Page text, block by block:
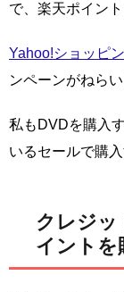
で、楽天ポイン
Yahoo!ショッピ
ンペーンがねらい
私もDVDを購入
いるセールで購
クレジッ
イントを